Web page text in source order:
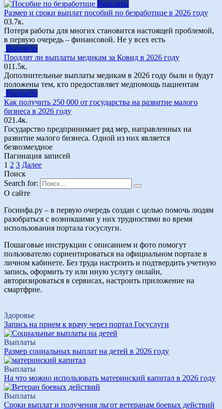
Выплаты
Размер и сроки выплат пособий по безработице в 2026 году
03.7к.
Потеря работы для многих становится настоящей проблемой,
в первую очередь – финансовой. Не у всех есть
Выплаты
Продлят ли выплаты медикам за Ковид в 2026 году
011.5к.
Дополнительные выплаты медикам в 2026 году были и будут
положены тем, кто предоставляет медпомощь пациентам
Выплаты
Как получить 250 000 от государства на развитие малого
бизнеса в 2026 году
021.4к.
Государство предпринимает ряд мер, направленных на
развитие малого бизнеса. Одной из них является
безвозмездное
Пагинация записей
1 2 3 Далее
Поиск
Search for:
О сайте
Госинфа.ру – в первую очередь создан с целью помочь людям
разобраться с возникшими у них трудностями во время
использования портала госуслуги.
Пошаговые инструкции с описанием и фото помогут
пользователю сориентироваться на официальном портале в
личном кабинете. Без труда настроить и подтвердить учетную
запись, оформить ту или иную услугу онлайн,
авторизироваться в сервисах, настроить приложение на
смартфрне.
Здоровье
Запись на прием к врачу через портал Госуслуги
Выплаты
Размер социальных выплат на детей в 2026 году
Выплаты
На что можно использовать материнский капитал в 2026 году
Выплаты
Сроки выплат и получения льгот ветеранам боевых действий